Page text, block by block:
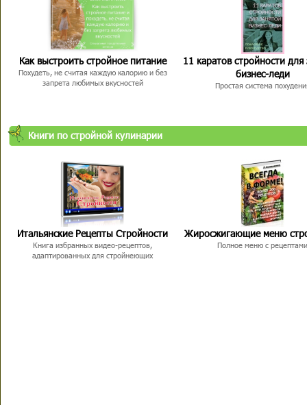
Как выстроить стройное питание
Похудеть, не считая каждую калорию и без
запрета любимых вкусностей
11 каратов стройности для
бизнес-леди
Простая система
Книги по стройной кулинарии
Итальянские Рецепты Стройности
Книга избранных видео-рецептов,
адаптированных для стройнеющих
Жиросжигающие меню
Полное меню с рецептами